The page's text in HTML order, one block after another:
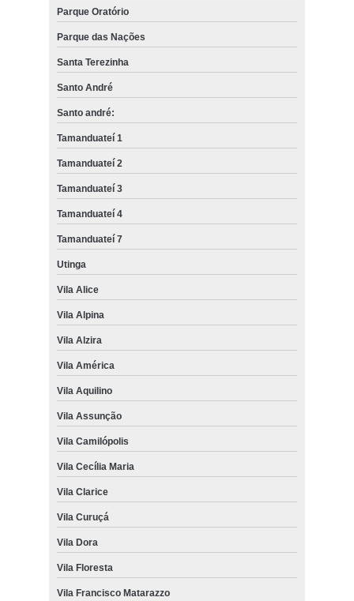
Parque Oratório
Parque das Nações
Santa Terezinha
Santo André
Santo andré:
Tamanduateí 1
Tamanduateí 2
Tamanduateí 3
Tamanduateí 4
Tamanduateí 7
Utinga
Vila Alice
Vila Alpina
Vila Alzira
Vila América
Vila Aquilino
Vila Assunção
Vila Camilópolis
Vila Cecília Maria
Vila Clarice
Vila Curuçá
Vila Dora
Vila Floresta
Vila Francisco Matarazzo